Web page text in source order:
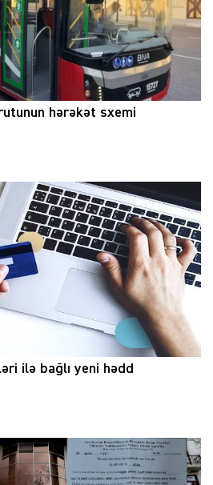
hərəkət sxemi
ilə bağlı yeni hədd